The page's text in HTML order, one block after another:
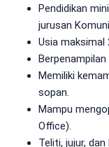
Pendidikan
jurusan
Usia maksimal
Memiliki
sopan.
Mampu
Office).
Teliti, jujur,